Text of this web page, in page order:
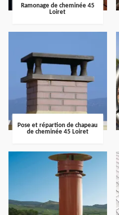
Ramonage de cheminée 45
Loiret
Pose et répartion de chapeau
de cheminée 45 Loiret